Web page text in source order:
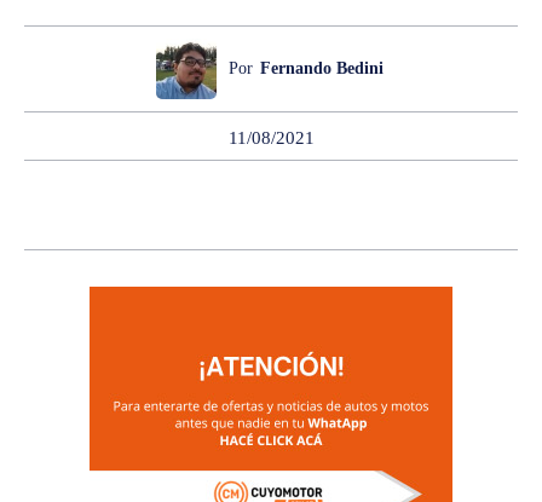
Por Fernando Bedini
11/08/2021